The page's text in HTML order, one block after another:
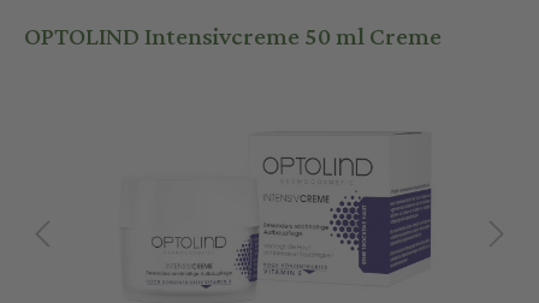
OPTOLIND Intensivcreme 50 ml Creme